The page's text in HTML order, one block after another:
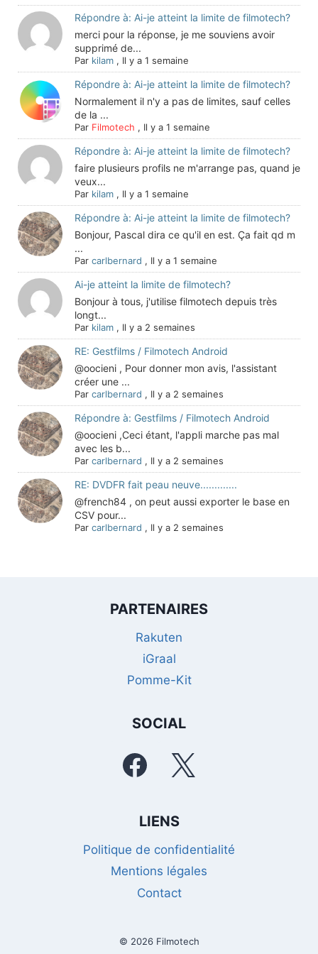
Répondre à: Ai-je atteint la limite de filmotech?
merci pour la réponse, je me souviens avoir
supprimé de...
Par kilam , Il y a 1 semaine
Répondre à: Ai-je atteint la limite de filmotech?
Normalement il n'y a pas de limites, sauf celles
de la ...
Par Filmotech , Il y a 1 semaine
Répondre à: Ai-je atteint la limite de filmotech?
faire plusieurs profils ne m'arrange pas, quand je
veux...
Par kilam , Il y a 1 semaine
Répondre à: Ai-je atteint la limite de filmotech?
Bonjour, Pascal dira ce qu'il en est. Ça fait qd m
...
Par carlbernard , Il y a 1 semaine
Ai-je atteint la limite de filmotech?
Bonjour à tous, j'utilise filmotech depuis très
longt...
Par kilam , Il y a 2 semaines
RE: Gestfilms / Filmotech Android
@oocieni , Pour donner mon avis, l'assistant
créer une ...
Par carlbernard , Il y a 2 semaines
Répondre à: Gestfilms / Filmotech Android
@oocieni ,Ceci étant, l'appli marche pas mal
avec les b...
Par carlbernard , Il y a 2 semaines
RE: DVDFR fait peau neuve.............
@french84 , on peut aussi exporter le base en
CSV pour...
Par carlbernard , Il y a 2 semaines
PARTENAIRES
Rakuten
iGraal
Pomme-Kit
SOCIAL
LIENS
Politique de confidentialité
Mentions légales
Contact
© 2026 Filmotech